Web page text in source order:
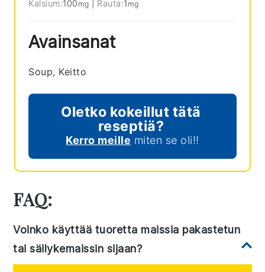
Kalsium:100 mg Rauta:1 mg
Avainsanat
Soup, Keitto
Oletko kokeillut tätä
reseptiä?
Kerro meille miten se oli!!
FAQ:
Voinko käyttää tuoretta maissia pakastetun
tai säilykemaissin sijaan?